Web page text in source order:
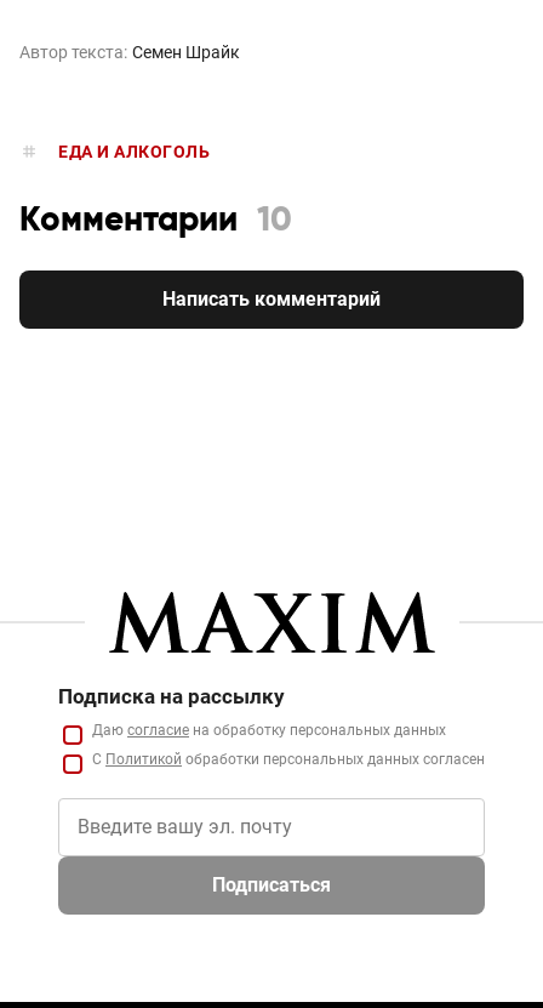
Автор текста: Семен Шрайк
ЕДА И АЛКОГОЛЬ
Комментарии 10
Написать комментарий
Подписка на рассылку
Даю согласие на обработку персональных данных
С Политикой обработки персональных данных согласен
Подписаться